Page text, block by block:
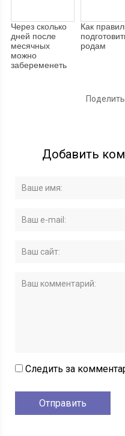
Через сколько
дней после
месячных
можно
забеременеть
Как
родам
Добавить
Следить за